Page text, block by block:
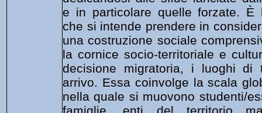
e in particolare quelle forzate. È
che si intende prendere in
una costruzione sociale
la cornice socio-territoriale e
decisione migratoria, i luoghi
arrivo. Essa coinvolge la scala
nella quale si muovono studenti/